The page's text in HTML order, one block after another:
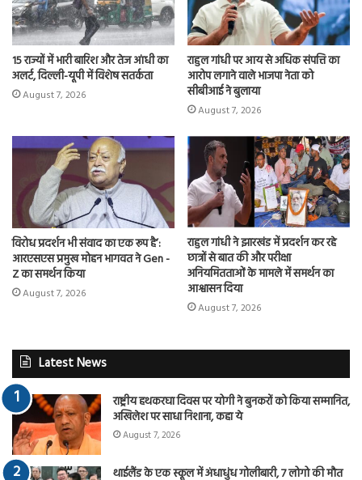
15 राज्यों में भारी बारिश और तेज आंधी का
अलर्ट, दिल्ली-यूपी में विशेष सतर्कता
August 7, 2026
राहुल गांधी पर आय से अधिक संपत्ति का
आरोप लगाने वाले भाजपा नेता को
सीबीआई ने बुलाया
August 7, 2026
विरोध प्रदर्शन भी संवाद का एक रूप है’:
आरएसएस प्रमुख मोहन भागवत ने Gen -
Z का समर्थन किया
August 7, 2026
राहुल गांधी ने झारखंड में प्रदर्शन कर रहे
छात्रों से बात की और परीक्षा
अनियमितताओं के मामले में समर्थन का
आश्वासन दिया
August 7, 2026
Latest News
राष्ट्रीय हथकरघा दिवस पर योगी ने बुनकरों को किया सम्मानित,
अखिलेश पर साधा निशाना, कहा ये
August 7, 2026
थाईलैंड के एक स्कूल में अंधाधुंध गोलीबारी, 7 लोगो की मौत